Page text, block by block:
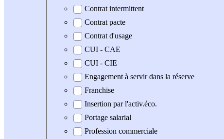
Contrat intermittent
Contrat pacte
Contrat d'usage
CUI - CAE
CUI - CIE
Engagement à servir dans la réserve
Franchise
Insertion par l'activ.éco.
Portage salarial
Profession commerciale